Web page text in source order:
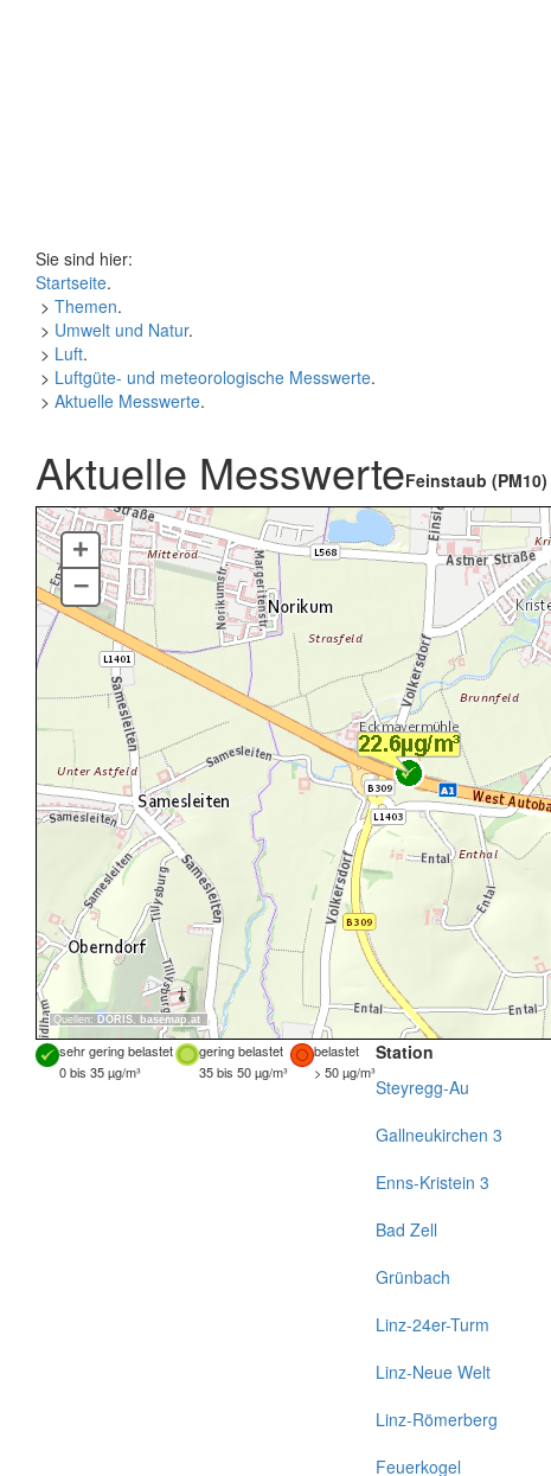
Sie sind hier:
Startseite.
> Themen.
> Umwelt und Natur.
> Luft.
> Luftgüte- und meteorologische Messwerte.
> Aktuelle Messwerte.
Aktuelle MesswerteFeinstaub (PM10)
Quellen: DORIS, basemap.at
+
–
sehr gering belastet gering belastet
belastet
0 bis 35 µg/m³
35 bis 50 µg/m³ > 50 µg/m³
Station
Steyregg-Au
Gallneukirchen 3
Enns-Kristein 3
Bad Zell
Grünbach
Linz-24er-Turm
Linz-Neue Welt
Linz-Römerberg
Feuerkogel